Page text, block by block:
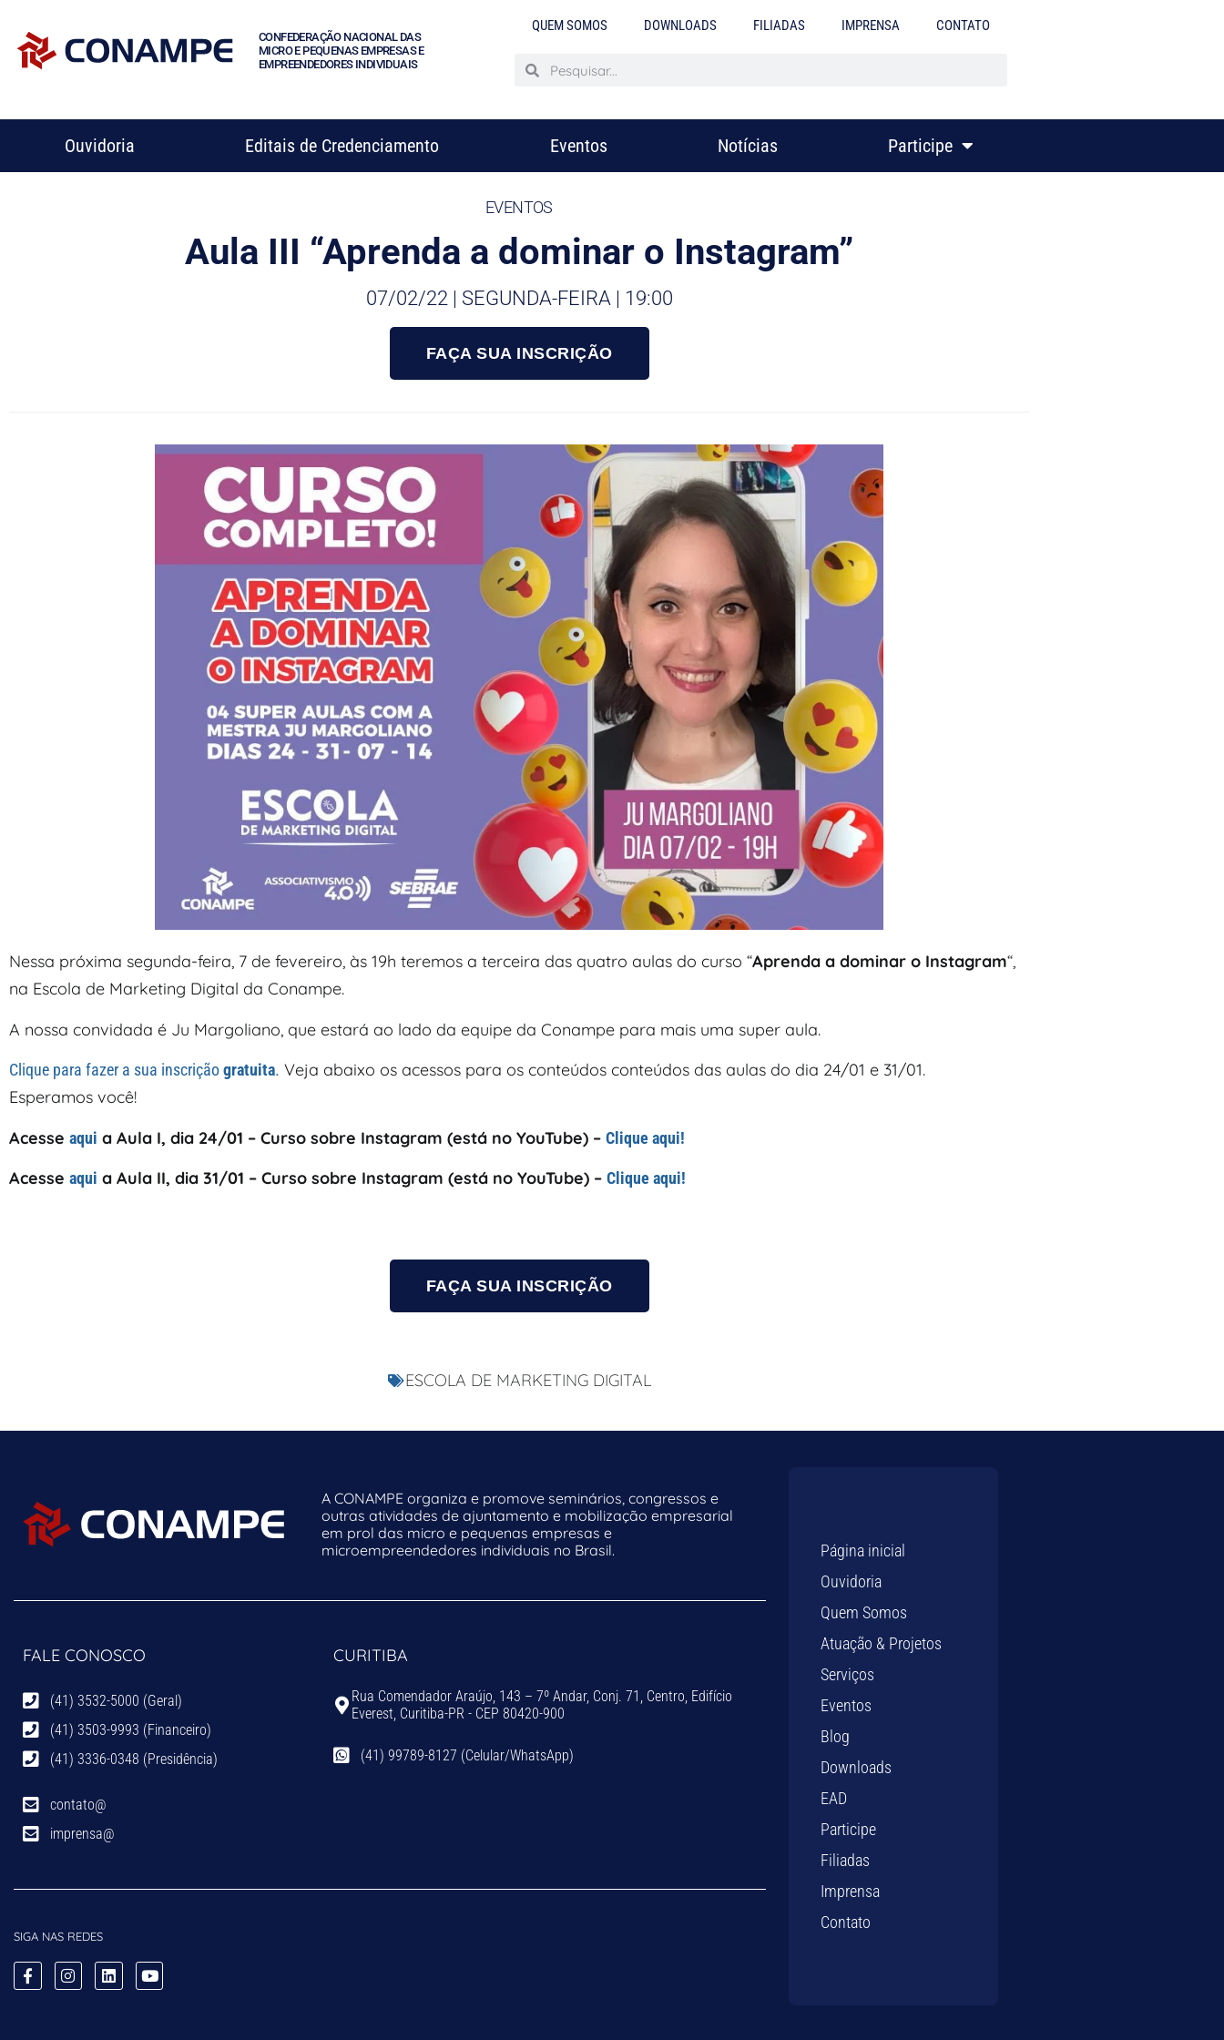
CONFEDERAÇÃO NACIONAL DAS
MICRO E PEQUENAS EMPRESAS E
EMPREENDEDORES INDIVIDUAIS
QUEM SOMOS DOWNLOADS FILIADAS IMPRENSA CONTATO
Ouvidoria Editais de Credenciamento Eventos Notícias Participe
EVENTOS
Aula III “Aprenda a dominar o Instagram”
07/02/22 | SEGUNDA-FEIRA | 19:00
FAÇA SUA INSCRIÇÃO
Nessa próxima segunda-feira, 7 de fevereiro, às 19h teremos a terceira das quatro aulas do curso “Aprenda a dominar o Instagram“,
na Escola de Marketing Digital da Conampe.
A nossa convidada é Ju Margoliano, que estará ao lado da equipe da Conampe para mais uma super aula.
Clique para fazer a sua inscriçãogratuita. Veja abaixo os acessos para os conteúdos conteúdos das aulas do dia 24/01 e 31/01.
Esperamos você!
Acesse aqui a Aula I, dia 24/01 – Curso sobre Instagram (está no YouTube) – Clique aqui!
Acesse aqui a Aula II, dia 31/01 – Curso sobre Instagram (está no YouTube) – Clique aqui!
FAÇA SUA INSCRIÇÃO
ESCOLA DE MARKETING DIGITAL
A CONAMPE organiza e promove seminários, congressos e
outras atividades de ajuntamento e mobilização empresarial
em prol das micro e pequenas empresas e
microempreendedores individuais no Brasil.
FALE CONOSCO
(41) 3532-5000 (Geral)
(41) 3503-9993 (Financeiro)
(41) 3336-0348 (Presidência)
contato@
imprensa@
CURITIBA
Rua Comendador Araújo, 143 – 7º Andar, Conj. 71, Centro, Edifício
Everest, Curitiba-PR - CEP 80420-900
(41) 99789-8127 (Celular/WhatsApp)
SIGA NAS REDES
Página inicial
Ouvidoria
Quem Somos
Atuação & Projetos
Serviços
Eventos
Blog
Downloads
EAD
Participe
Filiadas
Imprensa
Contato